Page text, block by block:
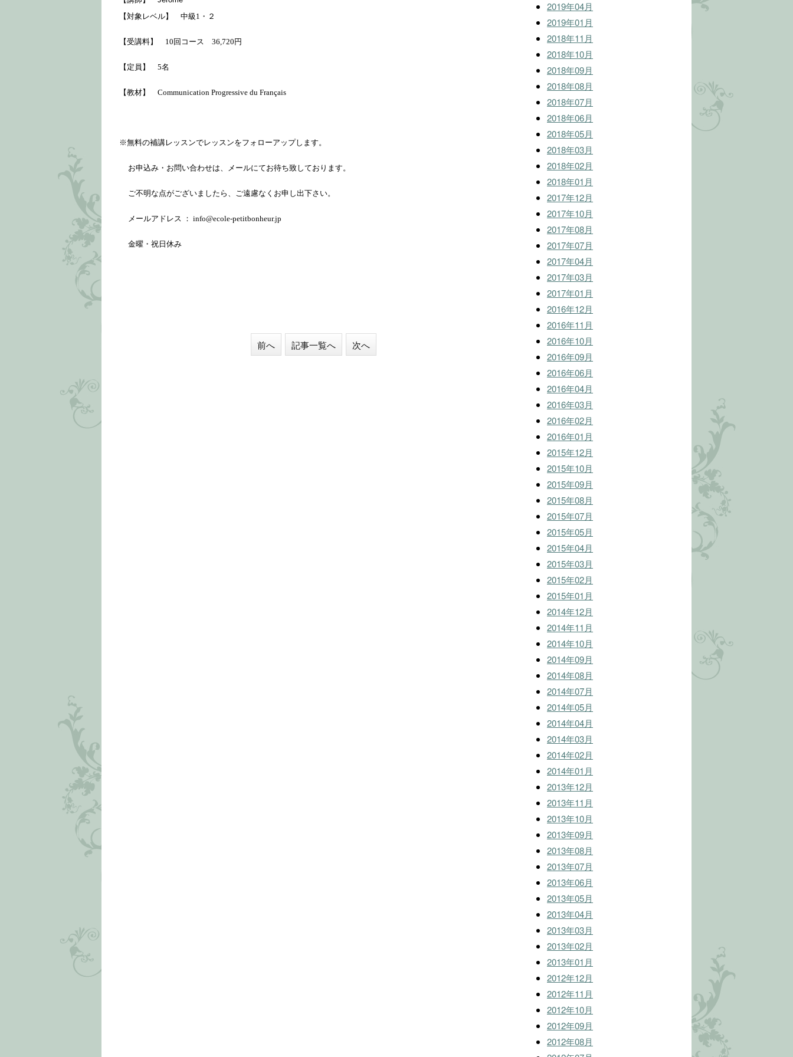
【対象レベル】 中級1・２
【受講料】 10回コース 36,720円
【定員】 5名
【教材】 Communication Progressive du Français
※無料の補講レッスンでレッスンをフォローアップします。
お申込み・お問い合わせは、メールにてお待ち致しております。
ご不明な点がございましたら、ご遠慮なくお申し出下さい。
メールアドレス ： info@ecole-petitbonheur.jp
金曜・祝日休み
前へ 記事一覧へ 次へ
2019年04月
2019年01月
2018年11月
2018年10月
2018年09月
2018年08月
2018年07月
2018年06月
2018年05月
2018年03月
2018年02月
2018年01月
2017年12月
2017年10月
2017年08月
2017年07月
2017年04月
2017年03月
2017年01月
2016年12月
2016年11月
2016年10月
2016年09月
2016年06月
2016年04月
2016年03月
2016年02月
2016年01月
2015年12月
2015年10月
2015年09月
2015年08月
2015年07月
2015年05月
2015年04月
2015年03月
2015年02月
2015年01月
2014年12月
2014年11月
2014年10月
2014年09月
2014年08月
2014年07月
2014年05月
2014年04月
2014年03月
2014年02月
2014年01月
2013年12月
2013年11月
2013年10月
2013年09月
2013年08月
2013年07月
2013年06月
2013年05月
2013年04月
2013年03月
2013年02月
2013年01月
2012年12月
2012年11月
2012年10月
2012年09月
2012年08月